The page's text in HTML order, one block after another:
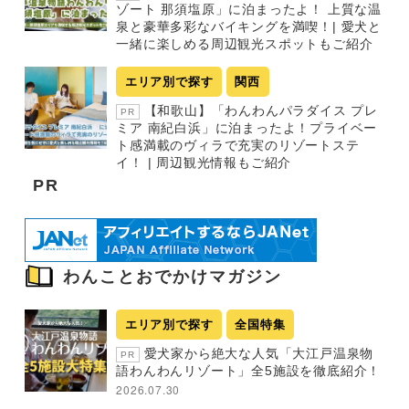
ゾート 那須塩原」に泊まったよ！ 上質な温
泉と豪華多彩なバイキングを満喫！| 愛犬と
一緒に楽しめる周辺観光スポットもご紹介
エリア別で探す 関西
PR
【和歌山】「わんわんパラダイス プレ
ミア 南紀白浜」に泊まったよ！プライベー
ト感満載のヴィラで充実のリゾートステ
イ！ | 周辺観光情報もご紹介
PR
わんことおでかけマガジン
エリア別で探す 全国特集
PR
愛犬家から絶大な人気「大江戸温泉物
語わんわんリゾート」全5施設を徹底紹介！
2026.07.30